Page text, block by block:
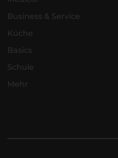
Business & Service
Küche
Basics
Schule
Mehr